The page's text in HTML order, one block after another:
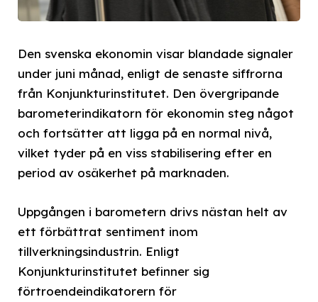
Den svenska ekonomin visar blandade signaler
under juni månad, enligt de senaste siffrorna
från Konjunkturinstitutet. Den övergripande
barometerindikatorn för ekonomin steg något
och fortsätter att ligga på en normal nivå,
vilket tyder på en viss stabilisering efter en
period av osäkerhet på marknaden.
Uppgången i barometern drivs nästan helt av
ett förbättrat sentiment inom
tillverkningsindustrin. Enligt
Konjunkturinstitutet befinner sig
förtroendeindikatorern för